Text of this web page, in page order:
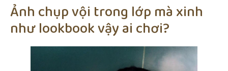
Ảnh chụp vội trong lớp mà xinh
như lookbook vậy ai chơi?